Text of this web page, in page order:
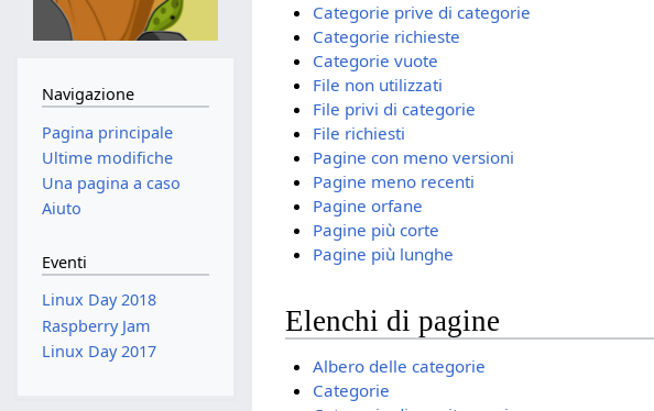
Categorie prive di categorie
Categorie richieste
Categorie vuote
File non utilizzati
File privi di categorie
File richiesti
Pagine con meno versioni
Pagine meno recenti
Pagine orfane
Pagine più corte
Pagine più lunghe
Elenchi di pagine
Albero delle categorie
Categorie
Navigazione
Pagina principale
Ultime modifiche
Una pagina a caso
Aiuto
Eventi
Linux Day 2018
Raspberry Jam
Linux Day 2017